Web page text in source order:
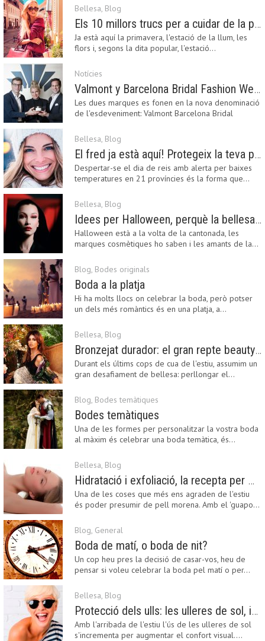
Bellesa, Blog
Els 10 millors trucs per a cuidar de la pell a la primavera
Ja està aquí la primavera, l'estació de la llum, les
flors i, segons la dita popular, l'estació…
Notícies
Valmont y Barcelona Bridal Fashion Week s’uneixen per donar impuls a la creativitat, la innovació i el disseny de la moda nupcial
Les dues marques es fonen en la nova denominació
de l'esdeveniment: Valmont Barcelona Bridal
Bellesa, Blog
El fred ja està aquí! Protegeix la teva pell amb els nostres consells i propostes
Despertar-se el dia de reis amb alerta per baixes
temperatures en 21 províncies és la forma que…
Bellesa, Blog
Idees per Halloween, perquè la bellesa pot ser terrorífica
Halloween està a la volta de la cantonada, les
marques cosmètiques ho saben i les amants de la…
Blog, Bodes originals
Boda a la platja
Hi ha molts llocs on celebrar la boda, però potser
un dels més romàntics és en una platja, a…
Bellesa, Blog
Bronzejat durador: el gran repte beauty del final de l’estiu
Durant els últims cops de cua de l'estiu, assumim un
gran desafiament de bellesa: perllongar el…
Blog, Bodes temàtiques
Bodes temàtiques
Una de les formes per personalitzar la vostra boda
al màxim és celebrar una boda temàtica, és…
Bellesa, Blog
Hidratació i exfoliació, la recepta per mantenir el bronzejat
Una de les coses que més ens agraden de l'estiu
és poder presumir de pell morena. Amb el 'guapo…
Blog, General
Boda de matí, o boda de nit?
Un cop heu pres la decisió de casar-vos, heu de
pensar si voleu celebrar la boda pel matí o per…
Bellesa, Blog
Protecció dels ulls: les ulleres de sol, imprescindibles en una boda estiuenca
Amb l'arribada de l'estiu l'ús de les ulleres de sol
s'incrementa per augmentar el confort visual.…